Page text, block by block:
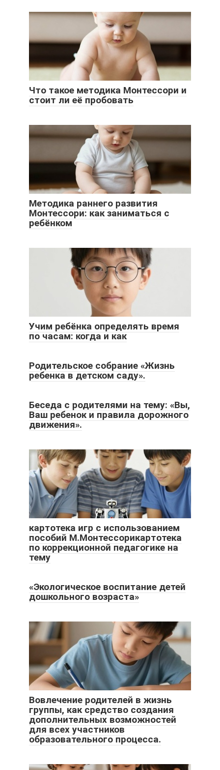
Что такое методика Монтессори и
стоит ли её пробовать
Методика раннего развития
Монтессори: как заниматься с
ребёнком
Учим ребёнка определять время
по часам: когда и как
Родительское собрание «Жизнь
ребенка в детском саду».
Беседа с родителями на тему: «Вы,
Ваш ребенок и правила дорожного
движения».
картотека игр с использованием
пособий М.Монтессорикартотека
по коррекционной педагогике на
тему
«Экологическое воспитание детей
дошкольного возраста»
Вовлечение родителей в жизнь
группы, как средство создания
дополнительных возможностей
для всех участников
образовательного процесса.